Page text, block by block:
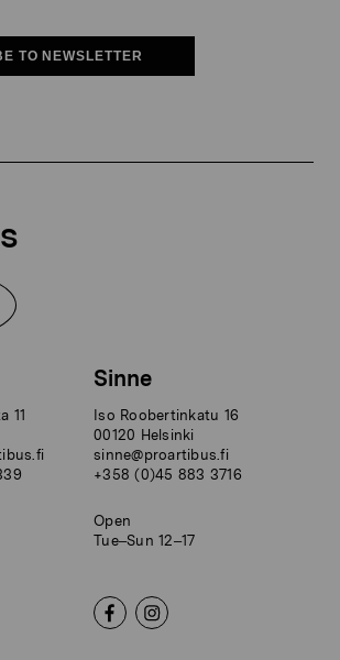
TO NEWSLETTER
11
Sinne
Iso Roobertinkatu 16
00120 Helsinki
sinne@proartibus.fi
+358 (0)45 883 3716
Open
Tue–Sun 12–17